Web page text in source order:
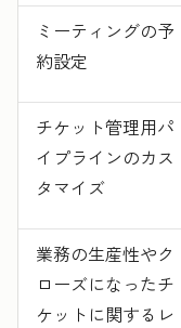
ミーティングの予
約設定
チケット管理用パ
イプラインのカス
タマイズ
業務の生産性やク
ローズになったチ
ケットに関するレ